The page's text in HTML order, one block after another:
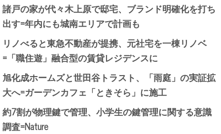
諸戸の家が代々木上原で邸宅、ブランド明確化を打ち
出す=年内にも城南エリアで計画も
リノべると東急不動産が提携、元社宅を一棟リノベ
=「職住遊」融合型の賃貸レジデンスに
旭化成ホームズと世田谷トラスト、「雨庭」の実証拡
大へ=ガーデンカフェ「ときそら」に施工
約7割が物理鍵で管理、小学生の鍵管理に関する意識
調査=Nature